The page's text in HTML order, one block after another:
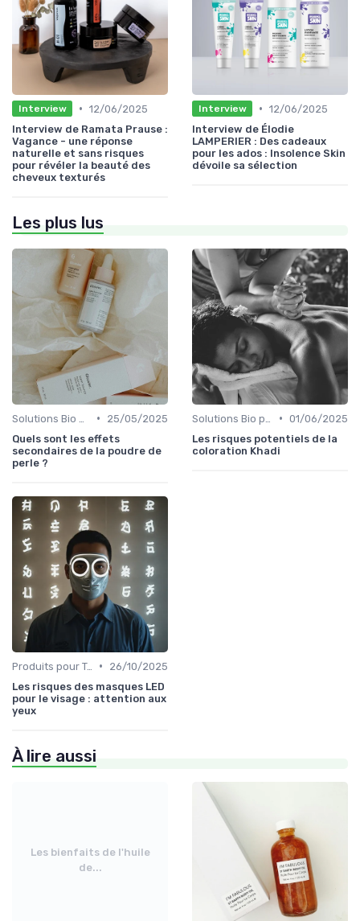
Interview • 12/06/2025
Interview de Ramata Prause :
Vagance - une réponse
naturelle et sans risques
pour révéler la beauté des
cheveux texturés
Interview • 12/06/2025
Interview de Élodie
LAMPERIER : Des cadeaux
pour les ados : Insolence Skin
dévoile sa sélection
Les plus lus
•
25/05/2025
Quels sont les effets
secondaires de la poudre de
perle ?
• 01/06/2025
Les risques potentiels de la
coloration Khadi
Produits pour Types de Peau •
26/10/2025
Les risques des masques LED
pour le visage : attention aux
yeux
À lire aussi
Les bienfaits de l'huile
de...